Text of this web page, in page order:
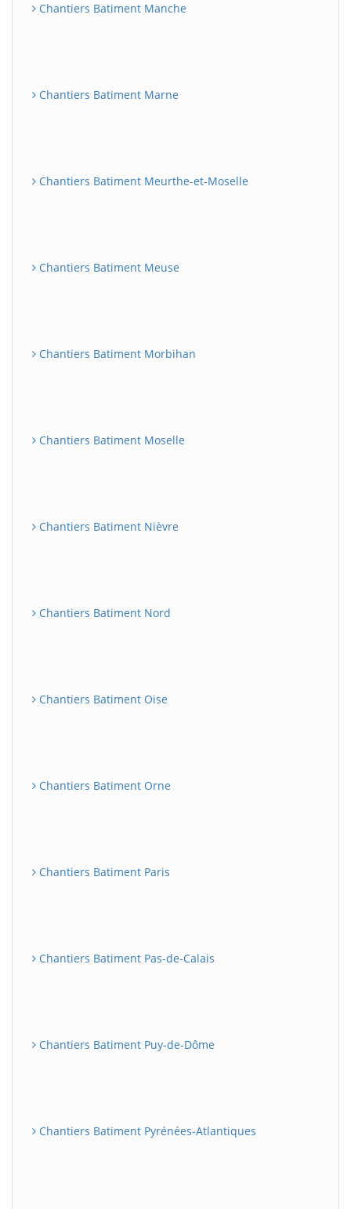
Chantiers Batiment Manche
Chantiers Batiment Marne
Chantiers Batiment Meurthe-et-Moselle
Chantiers Batiment Meuse
Chantiers Batiment Morbihan
Chantiers Batiment Moselle
Chantiers Batiment Nièvre
Chantiers Batiment Nord
Chantiers Batiment Oise
Chantiers Batiment Orne
Chantiers Batiment Paris
Chantiers Batiment Pas-de-Calais
Chantiers Batiment Puy-de-Dôme
Chantiers Batiment Pyrénées-Atlantiques